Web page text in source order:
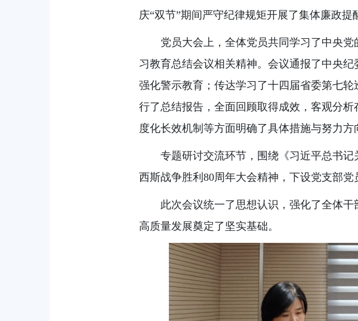
庆“双节”期间严守纪律规矩开展了集体廉政提
党员大会上，全体党员共同学习了中央
习教育总结会议相关精神。会议通报了中央
强化警示教育；传达学习了十四届省委第七
行了总结报告，全面回顾取得成效，客观分
度化长效机制等方面明确了具体措施与努力方
专题研讨交流环节，围绕《习近平总书
西斯战争胜利80周年大会精神，下设党支部
此次会议统一了思想认识，强化了全体
高质量发展奠定了坚实基础。